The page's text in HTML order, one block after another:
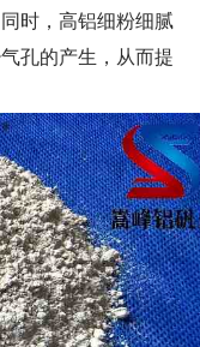
时，高铝细粉细腻
孔的产生，从而提